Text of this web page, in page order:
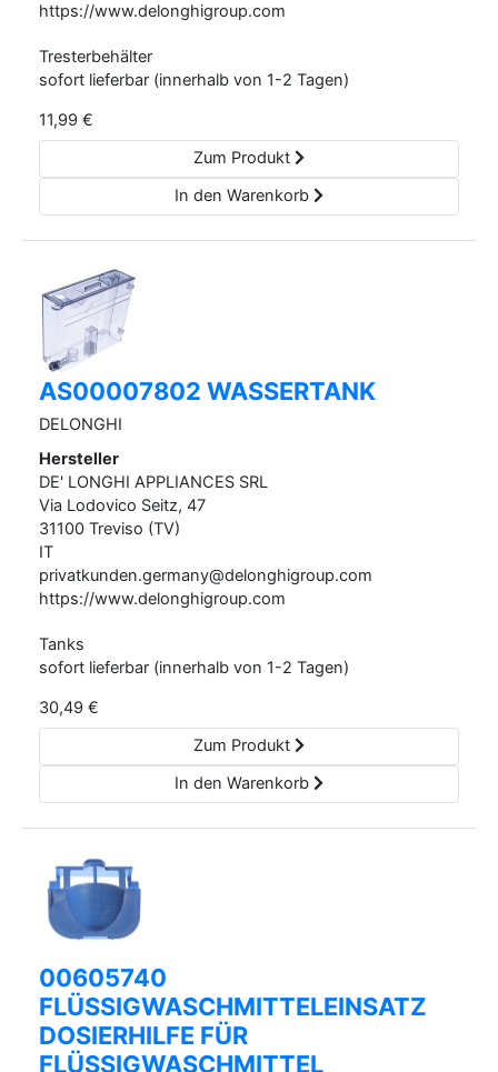
https://www.delonghigroup.com
Tresterbehälter
sofort lieferbar (innerhalb von 1-2 Tagen)
11,99 €
Zum Produkt
In den Warenkorb
AS00007802 WASSERTANK
DELONGHI
Hersteller
DE' LONGHI APPLIANCES SRL
Via Lodovico Seitz, 47
31100 Treviso (TV)
IT
privatkunden.germany@delonghigroup.com
https://www.delonghigroup.com
Tanks
sofort lieferbar (innerhalb von 1-2 Tagen)
30,49 €
Zum Produkt
In den Warenkorb
00605740
FLÜSSIGWASCHMITTELEINSATZ
DOSIERHILFE FÜR
FLÜSSIGWASCHMITTEL